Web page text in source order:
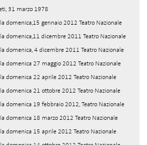
31 marzo 1978
domenica,15 gennaio 2012 Teatro Nazionale
domenica,11 dicembre 2011 Teatro Nazionale
domenica, 4 dicembre 2011 Teatro Nazionale
domenica 27 maggio 2012 Teatro Nazionale
domenica 22 aprile 2012 Teatro Nazionale
domenica 21 ottobre 2012 Teatro Nazionale
domenica 19 febbraio 2012, Teatro Nazionale
domenica 18 marzo 2012 Teatro Nazionale
domenica 15 aprile 2012 Teatro Nazionale